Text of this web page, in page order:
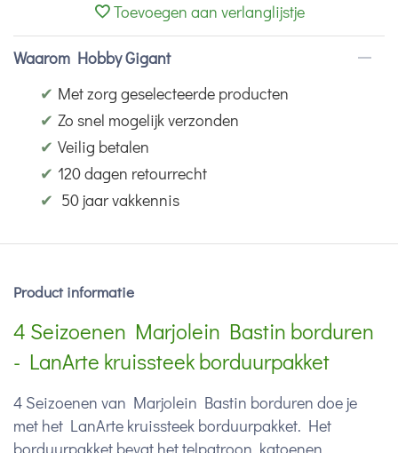
Toevoegen aan verlanglijstje
Waarom Hobby Gigant
✔ Met zorg geselecteerde producten
✔ Zo snel mogelijk verzonden
✔ Veilig betalen
✔ 120 dagen retourrecht
✔ 50 jaar vakkennis
Product informatie
4 Seizoenen Marjolein Bastin borduren
- LanArte kruissteek borduurpakket
4 Seizoenen van Marjolein Bastin borduren doe je
met het LanArte kruissteek borduurpakket. Het